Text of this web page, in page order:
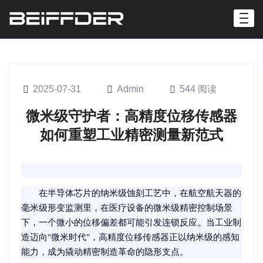
2025-07-31 Admin 544 阅读
微米级守护者：高精度位移传感器
如何重塑工业精密测量新范式
在半导体芯片的纳米级蚀刻工艺中，在航空航天器的
毫米级形变监测里，在医疗设备的微米级精密控制场景
下，一个微小的位移偏差都可能引发连锁反应。当工业制
造迈向"微米时代"，高精度位移传感器正以纳米级的感知
能力，成为撬动精密制造革命的隐形支点。